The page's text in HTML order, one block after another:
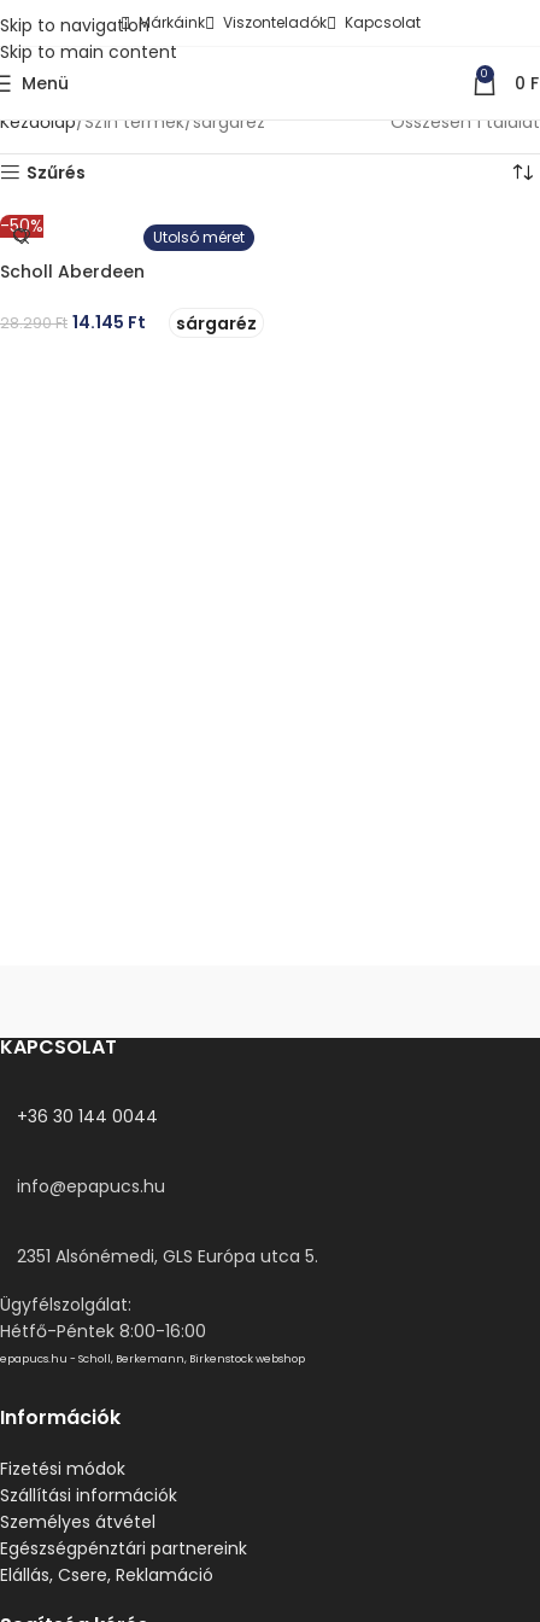
Skip to navigation
Skip to main content
Márkáink Viszonteladók Kapcsolat
Menü 0 0
Kezdőlap Szín termék sárgaréz Összesen 1 találat
Szűrés
-50% Utolsó méret
Scholl Aberdeen
28.290Ft 14.145 Ft sárgaréz
KAPCSOLAT
+36 30 144 0044
info@epapucs.hu
2351 Alsónémedi, GLS Európa utca 5.
Ügyfélszolgálat:
Hétfő-Péntek 8:00-16:00
epapucs.hu - Scholl, Berkemann, Birkenstock webshop
Információk
Fizetési módok
Szállítási információk
Személyes átvétel
Egészségpénztári partnereink
Elállás, Csere, Reklamáció